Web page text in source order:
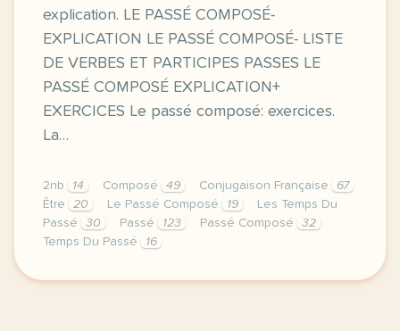
explication. LE PASSÉ COMPOSÉ-
EXPLICATION LE PASSÉ COMPOSÉ- LISTE
DE VERBES ET PARTICIPES PASSES LE
PASSÉ COMPOSÉ EXPLICATION+
EXERCICES Le passé composé: exercices.
La…
2nb 14 Composé 49 Conjugaison Française
67
Être
20 Le Passé Composé 19
Les Temps Du
Passé
30 Passé 123 Passé Composé
32
Temps Du Passé
16
image encloque wordpress comcette derniere